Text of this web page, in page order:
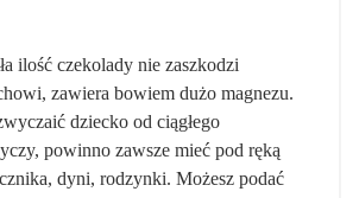
ilość czekolady nie zaszkodzi
zawiera bowiem dużo magnezu.
dziecko od ciągłego
powinno zawsze mieć pod ręką
dyni, rodzynki. Możesz podać